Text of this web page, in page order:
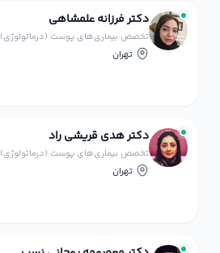
دکتر فرزانه علمشاهی
تخصص بیماری‌های پوست (درماتولوژی)
تهران
دکتر هدی قریشی راد
تخصص بیماری‌های پوست (درماتولوژی)
تهران